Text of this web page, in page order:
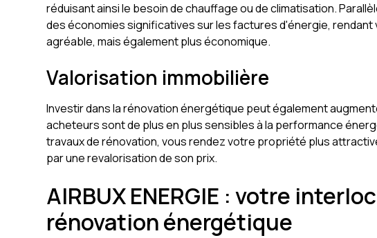
réduisant ainsi le besoin de chauffage ou de climatisation.
des économies significatives sur les factures d'énergie, rendant
agréable, mais également plus économique.
Valorisation immobilière
Investir dans la rénovation énergétique peut également
acheteurs sont de plus en plus sensibles à la performance
travaux de rénovation, vous rendez votre propriété plus
par une revalorisation de son prix.
AIRBUX ENERGIE : votre
rénovation énergétique